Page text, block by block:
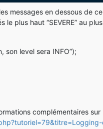
128); //128 est la valeur
messages en dessous de
plus haut “SEVERE” au plus
son level sera INFO”);
complémentaires